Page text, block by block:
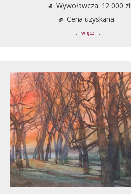
Wywoławcza: 12 000 zł
Cena uzyskana: -
... więcej ...